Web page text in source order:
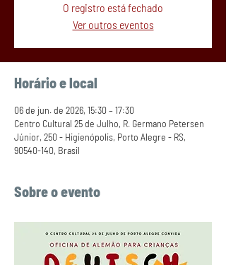
O registro está fechado
Ver outros eventos
Horário e local
06 de jun. de 2026, 15:30 – 17:30
Centro Cultural 25 de Julho, R. Germano Petersen
Júnior, 250 - Higienópolis, Porto Alegre - RS,
90540-140, Brasil
Sobre o evento